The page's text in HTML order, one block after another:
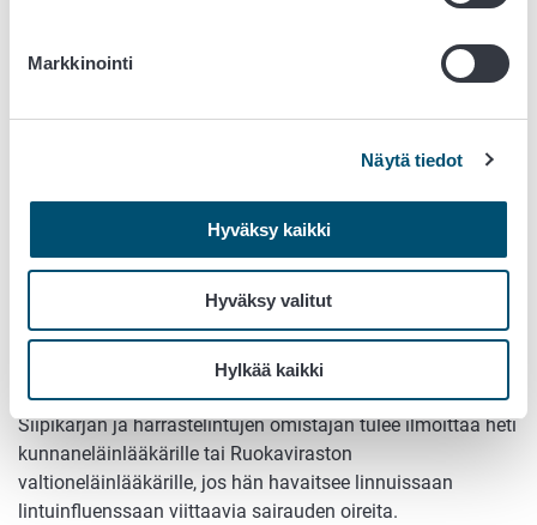
Markkinointi
Näytä tiedot
Hyväksy kaikki
Hyväksy valitut
Hylkää kaikki
tapahtuvaa toimintaa
yksittäistapauksessa luvan poiketa tartuntavyöhykkeellä
poikkeaminen ei aiheuta taudin leviämisen vaaraa.
Ilmoita lintuinfluenssaepäilystä
kunnaneläinlääkärille
Siipikarjan ja harrastelintujen omistajan tulee ilmoittaa heti
kunnaneläinlääkärille tai Ruokaviraston
valtioneläinlääkärille, jos hän havaitsee linnuissaan
lintuinfluenssaan viittaavia sairauden oireita.